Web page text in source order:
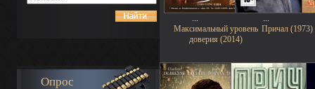
Опрос
... ...
Максимальный уровень
доверия (2014)
Причал (1973)